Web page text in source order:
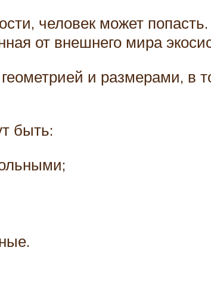
человек может попасть.
от внешнего мира
и размерами, в
быть: